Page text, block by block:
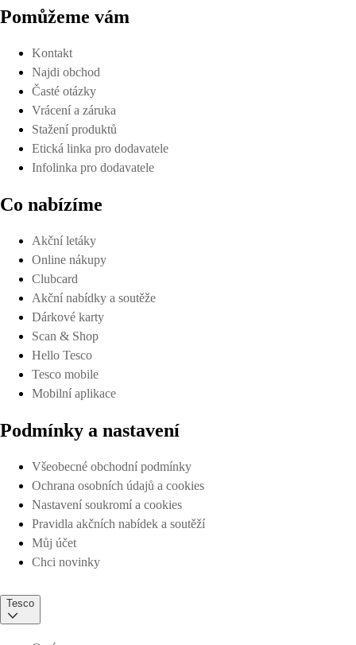
Pomůžeme vám
Kontakt
Najdi obchod
Časté otázky
Vrácení a záruka
Stažení produktů
Etická linka pro dodavatele
Infolinka pro dodavatele
Co nabízíme
Akční letáky
Online nákupy
Clubcard
Akční nabídky a soutěže
Dárkové karty
Scan & Shop
Hello Tesco
Tesco mobile
Mobilní aplikace
Podmínky a nastavení
Všeobecné obchodní podmínky
Ochrana osobních údajů a cookies
Nastavení soukromí a cookies
Pravidla akčních nabídek a soutěží
Můj účet
Chci novinky
Tesco